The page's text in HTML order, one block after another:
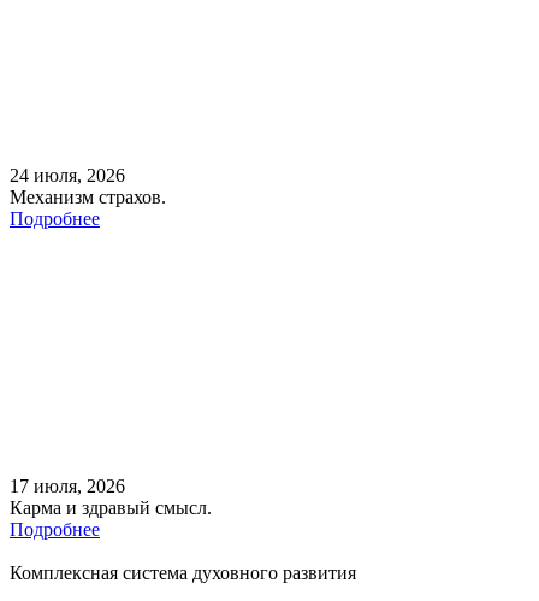
24 июля, 2026
Механизм страхов.
Подробнее
17 июля, 2026
Карма и здравый смысл.
Подробнее
Комплексная система духовного развития